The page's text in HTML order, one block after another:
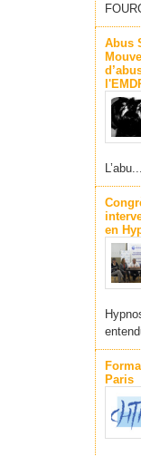
Abus
L’abu...
en
Paris